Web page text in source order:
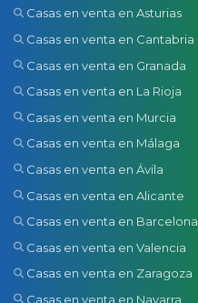
Casas en venta en Asturias
Casas en venta en Cantabria
Casas en venta en Granada
Casas en venta en La Rioja
Casas en venta en Murcia
Casas en venta en Málaga
Casas en venta en Ávila
Casas en venta en Alicante
Casas en venta en Barcelona
Casas en venta en Valencia
Casas en venta en Zaragoza
Casas en venta en Navarra